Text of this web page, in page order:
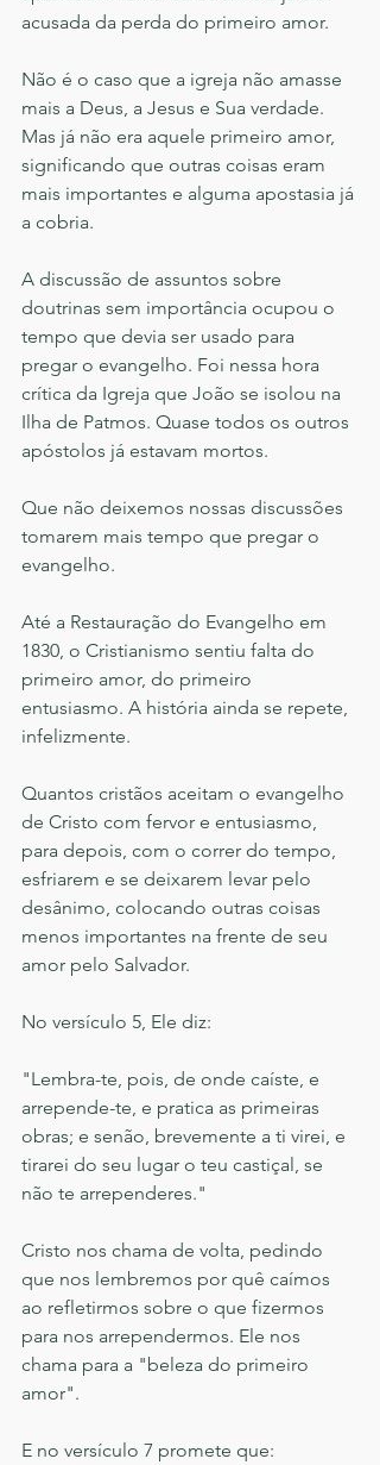
acusada da perda do primeiro amor.
Não é o caso que a igreja não amasse
mais a Deus, a Jesus e Sua verdade.
Mas já não era aquele primeiro amor,
significando que outras coisas eram
mais importantes e alguma apostasia já
a cobria.
A discussão de assuntos sobre
doutrinas sem importância ocupou o
tempo que devia ser usado para
pregar o evangelho. Foi nessa hora
crítica da Igreja que João se isolou na
Ilha de Patmos. Quase todos os outros
apóstolos já estavam mortos.
Que não deixemos nossas discussões
tomarem mais tempo que pregar o
evangelho.
Até a Restauração do Evangelho em
1830, o Cristianismo sentiu falta do
primeiro amor, do primeiro
entusiasmo. A história ainda se repete,
infelizmente.
Quantos cristãos aceitam o evangelho
de Cristo com fervor e entusiasmo,
para depois, com o correr do tempo,
esfriarem e se deixarem levar pelo
desânimo, colocando outras coisas
menos importantes na frente de seu
amor pelo Salvador.
No versículo 5, Ele diz:
"Lembra-te, pois, de onde caíste, e
arrepende-te, e pratica as primeiras
obras; e senão, brevemente a ti virei, e
tirarei do seu lugar o teu castiçal, se
não te arrependeres."
Cristo nos chama de volta, pedindo
que nos lembremos por quê caímos
ao refletirmos sobre o que fizermos
para nos arrependermos. Ele nos
chama para a "beleza do primeiro
amor".
E no versículo 7 promete que: